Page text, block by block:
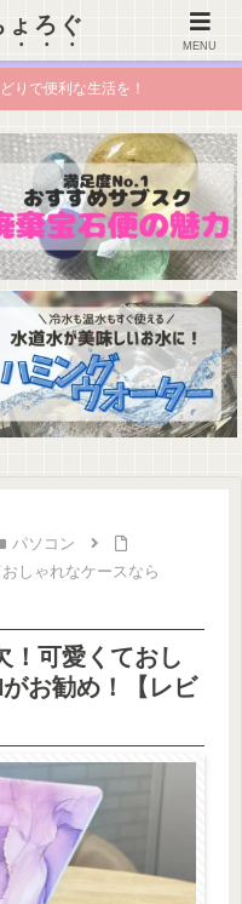
ょろぐ
りで便利な生活を！
パソコン
しゃれなケースなら
！可愛くておし
お勧め！【レビ
ょろぐ
MENU